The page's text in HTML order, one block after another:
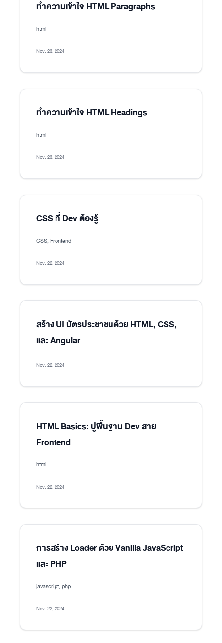
ทำความเข้าใจ HTML Paragraphs
html
Nov. 23, 2024
ทำความเข้าใจ HTML Headings
html
Nov. 23, 2024
CSS ที่ Dev ต้องรู้
CSS, Frontend
Nov. 22, 2024
สร้าง UI บัตรประชาชนด้วย HTML, CSS,
และ Angular
Nov. 22, 2024
HTML Basics: ปูพื้นฐาน Dev สาย
Frontend
html
Nov. 22, 2024
การสร้าง Loader ด้วย Vanilla JavaScript
และ PHP
javascript, php
Nov. 22, 2024